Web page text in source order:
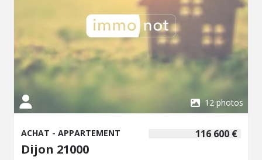
12 photos
116 600 €
ACHAT - APPARTEMENT
Dijon 21000